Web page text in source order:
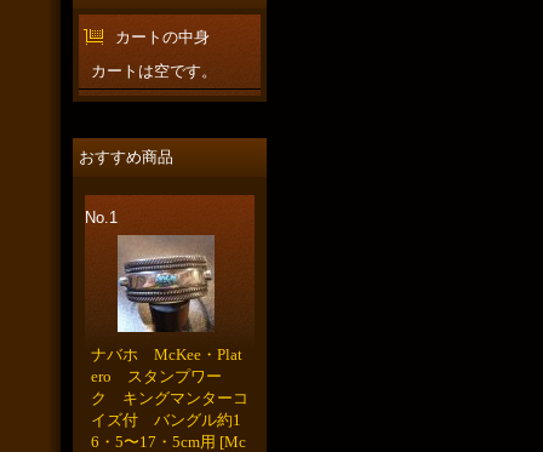
カートの中身
カートは空です。
おすすめ商品
No.1
ナバホ McKee・Plat
ero スタンプワー
ク キングマンターコ
イズ付 バングル約1
6・5〜17・5cm用 [Mc